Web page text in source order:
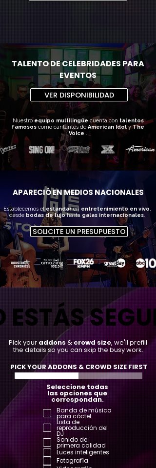
TALENTO DE CELEBRIDADES PARA
EVENTOS
VER DISPONIBILIDAD
Nuestro equipo multilingüe cuenta con talentos
famosos como cantantes de American IdolyThe
Voice .
APARECIÓ EN MEDIOS NACIONALES
Establecemos elestándaren entretenimiento en vivo,
desde bodas de lujohasta galas internacionales.
SOLICITE UN PRESUPUESTO
PICK YOUR ADDONS & CROWD SIZE FIRST
Seleccione todas
las opciones que
correspondan.
Banda de música
para cóctel
Lista de
reproducción del
DJ
Sonido de
primera calidad
Luces inteligentes
Fotografía
Pick your addons & crowd size, we'll prefill
the details so you can skip the busy work.